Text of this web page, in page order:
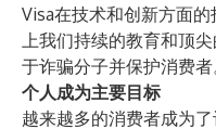
Visa在技术和创新方面
上我们持续的教育和顶
于诈骗分子并保护消费者
个人成为主要目标
越来越多的消费者成为